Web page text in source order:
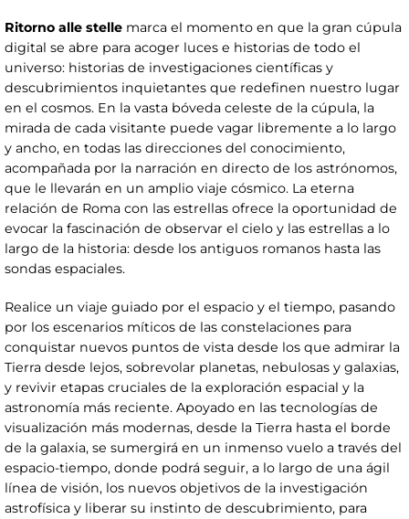
Ritorno alle stelle marca el momento en que la gran cúpula
digital se abre para acoger luces e historias de todo el
universo: historias de investigaciones científicas y
descubrimientos inquietantes que redefinen nuestro lugar
en el cosmos. En la vasta bóveda celeste de la cúpula, la
mirada de cada visitante puede vagar libremente a lo largo
y ancho, en todas las direcciones del conocimiento,
acompañada por la narración en directo de los astrónomos,
que le llevarán en un amplio viaje cósmico. La eterna
relación de Roma con las estrellas ofrece la oportunidad de
evocar la fascinación de observar el cielo y las estrellas a lo
largo de la historia: desde los antiguos romanos hasta las
sondas espaciales.
Realice un viaje guiado por el espacio y el tiempo, pasando
por los escenarios míticos de las constelaciones para
conquistar nuevos puntos de vista desde los que admirar la
Tierra desde lejos, sobrevolar planetas, nebulosas y galaxias,
y revivir etapas cruciales de la exploración espacial y la
astronomía más reciente. Apoyado en las tecnologías de
visualización más modernas, desde la Tierra hasta el borde
de la galaxia, se sumergirá en un inmenso vuelo a través del
espacio-tiempo, donde podrá seguir, a lo largo de una ágil
línea de visión, los nuevos objetivos de la investigación
astrofísica y liberar su instinto de descubrimiento, para